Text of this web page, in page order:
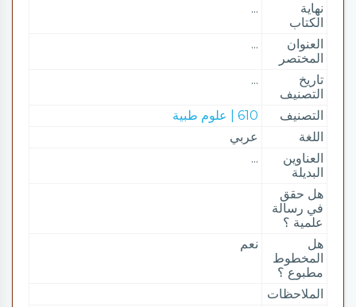
نهاية
الكتاب
...
العنوان
المختصر
...
تاريخ
التصنيف
...
التصنيف
610 | علوم طبية
اللغة
عربي
العناوين
البديلة
...
هل حقق
في رسالة
علمية ؟
هل
المخطوط
مطبوع ؟
نعم
الملاحظات